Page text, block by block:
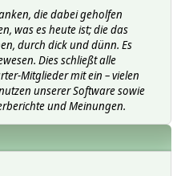
die dabei geholfen
was es heute ist; die das
durch dick und dünn. Es
Dies schließt alle
Mitglieder mit ein – vielen
unserer Software sowie
und Meinungen.